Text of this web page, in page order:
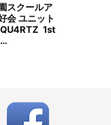
スクールア
会 ユニット
1st
…